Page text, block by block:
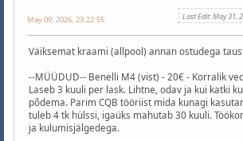
May 09, 2026, 23:22:55 Last Edit: May 31,
Väiksemat kraami (allpool) annan ostudega
--MÜÜDUD-- Benelli M4 (vist) - 20€ - Korralik
Laseb 3 kuuli per lask. Lihtne, odav ja kui katki
põdema. Parim CQB tööriist mida kunagi
tuleb 4 tk hülssi, igaüks mahutab 30 kuuli.
ja kulumisjälgedega.